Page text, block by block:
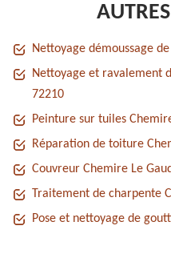
Nettoyage démoussage
Nettoyage et ravalement
72210
Peinture sur tuiles
Réparation de toiture
Couvreur Chemire Le
Traitement de charpente
Pose et nettoyage de